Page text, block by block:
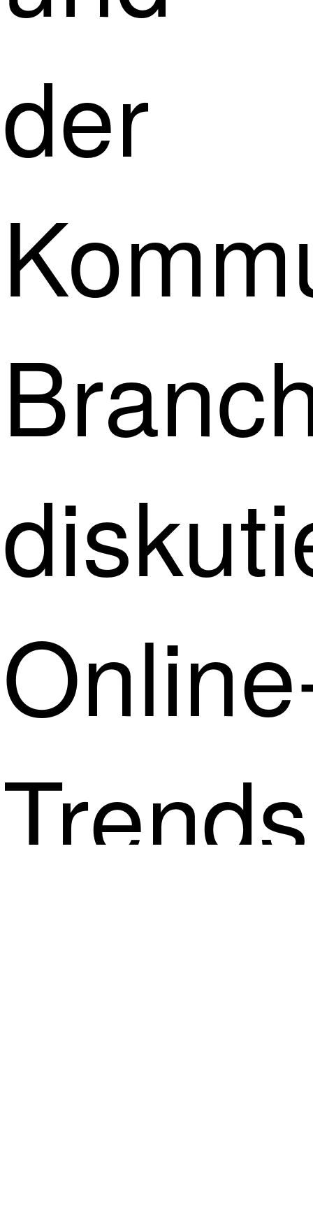
der
Trends